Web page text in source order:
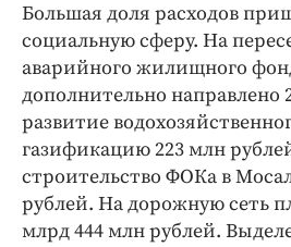
Большая доля расходов
социальную сферу. На
аварийного жилищного
дополнительно направлено
развитие
газификацию 223 млн
строительство ФОКа в
рублей. На дорожную сеть
млрд 444 млн рублей.